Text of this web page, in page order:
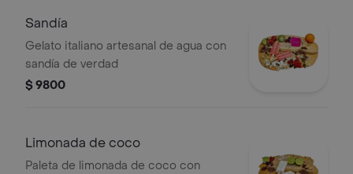
Sandía
Gelato italiano artesanal de agua con
sandía de verdad
$ 9800
Limonada de coco
Paleta de limonada de coco con